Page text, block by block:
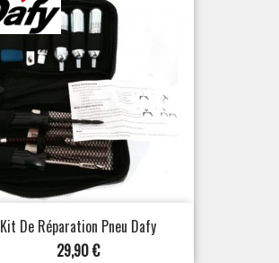
Kit De Réparation Pneu Dafy
Prix
29,90 €